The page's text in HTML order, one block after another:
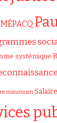
MÉPACQ
systémique
minimum